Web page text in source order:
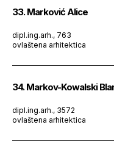
33. Marković Alice
dipl.ing.arh., 763
ovlaštena arhitektica
34. Markov-Kowalski
dipl.ing.arh., 3572
ovlaštena arhitektica